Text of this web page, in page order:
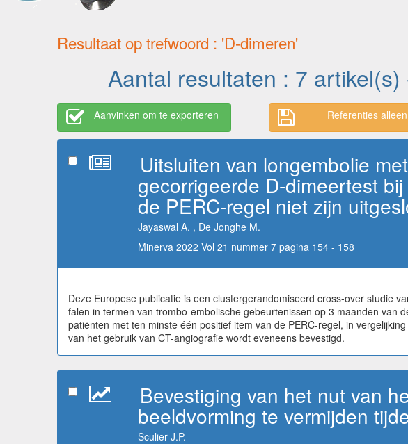
Resultaat op trefwoord : 'D-dimeren'
Aantal resultaten : 7
Aanvinken om te exporteren Referenties alleen
Uitsluiten van longembolie
gecorrigeerde D-dimeertest
de PERC-regel niet zijn
Jayaswal A. , De Jonghe M.
Minerva 2022 Vol 21 nummer 7 pagina 154 - 158
Deze Europese publicatie is een clustergerandomiseerd cross-over studie
falen in termen van trombo-embolische gebeurtenissen op 3 maanden van
patiënten met ten minste één positief item van de PERC-regel, in
van het gebruik van CT-angiografie wordt eveneens bevestigd.
Bevestiging van het nut van
beeldvorming te vermijden
Sculier J.P.